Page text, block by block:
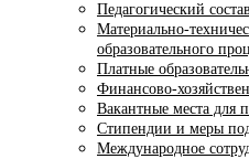
Педагогический состав
Материально-
образовательного
Платные
Финансово-
Вакантные места для
Стипендии и меры
Международное